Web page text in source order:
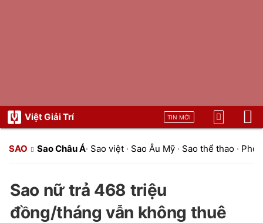
Việt Giải Trí TIN MỚI
SAO Sao Châu Á· Sao việt · Sao Âu Mỹ · Sao thể thao ·
Sao nữ trả 468 triệu
đồng/tháng vẫn không thuê